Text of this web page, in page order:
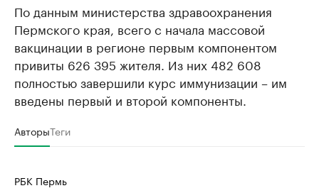
По данным министерства здравоохранения
Пермского края, всего с начала массовой
вакцинации в регионе первым компонентом
привиты 626 395 жителя. Из них 482 608
полностью завершили курс иммунизации – им
введены первый и второй компоненты.
АвторыТеги
РБК Пермь